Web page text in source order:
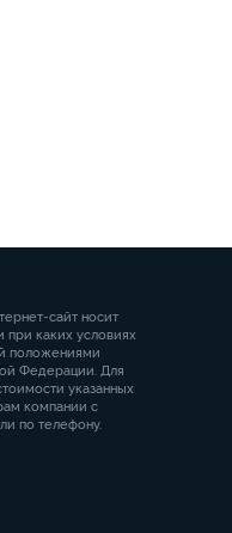
сайт носит
каких условиях
положениями
Федерации. Для
указанных
компании с
по телефону.